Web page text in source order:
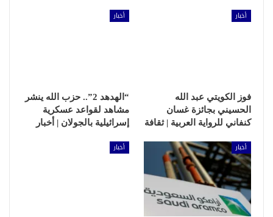
أخبار
فوز الكويتي عبد الله
الحسيني بجائزة غسان
كنفاني للرواية العربية | ثقافة
أخبار
“الهدهد 2”.. حزب الله ينشر
مشاهد لقواعد عسكرية
إسرائيلية بالجولان | أخبار
أخبار أخبار